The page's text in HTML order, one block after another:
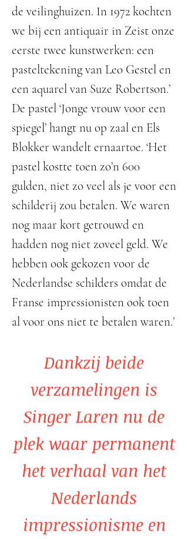
de veilinghuizen. In 1972 kochten
we bij een antiquair in Zeist onze
eerste twee kunstwerken: een
pasteltekening van Leo Gestel en
een aquarel van Suze Robertson.’
De pastel ‘Jonge vrouw voor een
spiegel’ hangt nu op zaal en Els
Blokker wandelt ernaartoe. ‘Het
pastel kostte toen zo’n 600
gulden, niet zo veel als je voor een
schilderij zou betalen. We waren
nog maar kort getrouwd en
hadden nog niet zoveel geld. We
hebben ook gekozen voor de
Nederlandse schilders omdat de
Franse impressionisten ook toen
al voor ons niet te betalen waren.’
Dankzij beide
verzamelingen is
Singer Laren nu de
plek waar permanent
het verhaal van het
Nederlands
impressionisme en